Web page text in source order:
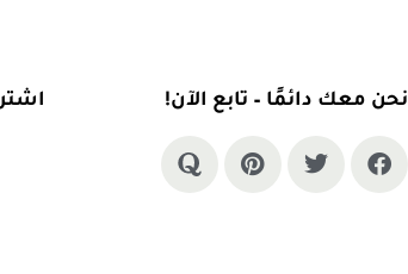
نحن معك دائمًا – تابع الآن!